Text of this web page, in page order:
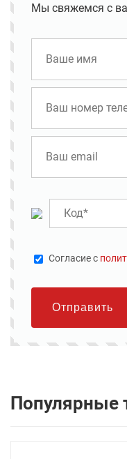
Мы свяжемся с
Cогласие с
Отправить
Популярные